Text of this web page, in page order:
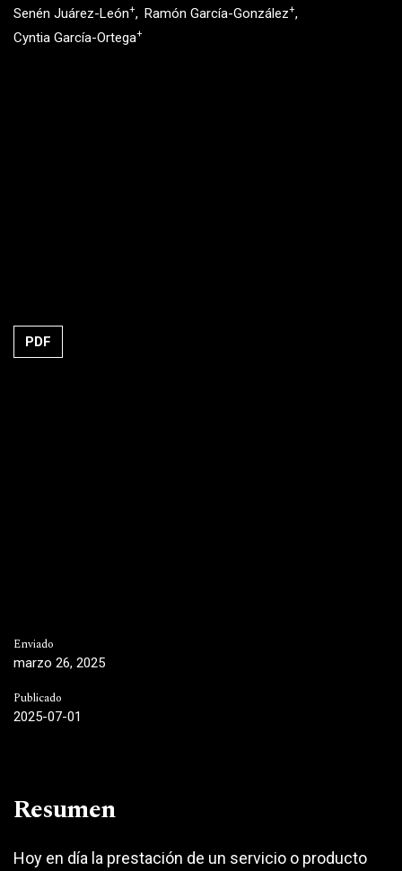
Senén Juárez-León+ Ramón García-González+
Cyntia García-Ortega+
PDF
Enviado
marzo 26, 2025
Publicado
2025-07-01
Resumen
Hoy en día la prestación de un servicio o producto